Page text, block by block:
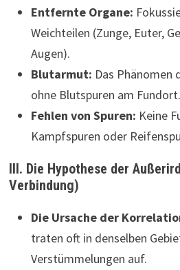
Entfernte Organe:
Weichteilen (Zunge, Euter,
Augen).
Blutarmut: Das Phänomen
ohne Blutspuren am Fundort.
Fehlen von Spuren: Keine
Kampfspuren oder
III. Die Hypothese der
Verbindung)
Die Ursache der
traten oft in denselben
Verstümmelungen auf.